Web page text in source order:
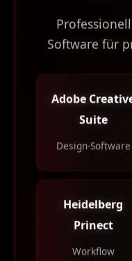
Software für
Adobe
Suite
Design-Software
Heidelberg
Prinect
Workflow